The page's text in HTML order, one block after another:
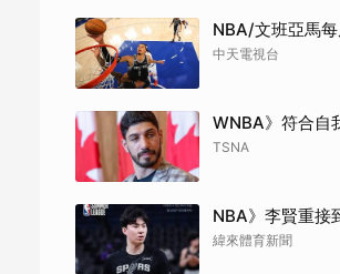
NBA/文班亞馬
中天電視台
WNBA》符合自
TSNA
NBA》李賢重接
緯來體育新聞